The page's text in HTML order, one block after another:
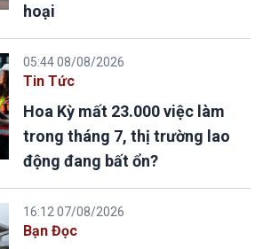
hoại
05:44 08/08/2026
Tin Tức
Hoa Kỳ mất 23.000 việc làm
trong tháng 7, thị trường lao
động đang bất ổn?
16:12 07/08/2026
Bạn Đọc